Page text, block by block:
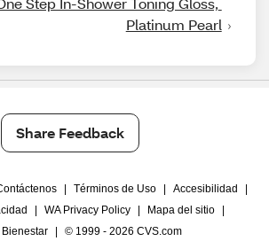
Platinum Pearl
Share Feedback
Términos de Uso Accesibilidad
WA Privacy Policy Mapa del sitio
© 1999 - 2026 CVS.com